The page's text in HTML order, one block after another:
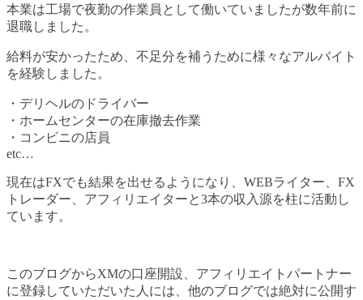
本業は工場で夜勤の作業員として働いていましたが数年前に
退職しました。
給料が安かったため、不足分を補うために様々なアルバイト
を経験しました。
・デリヘルのドライバー
・ホームセンターの在庫撤去作業
・コンビニの店員
etc…
現在はFXでも結果を出せるようになり、WEBライター、FX
トレーダー、アフィリエイターと3本の収入源を柱に活動し
ています。
このブログからXMの口座開設、アフィリエイトパートナー
に登録していただいた人には、他のブログでは絶対に公開す